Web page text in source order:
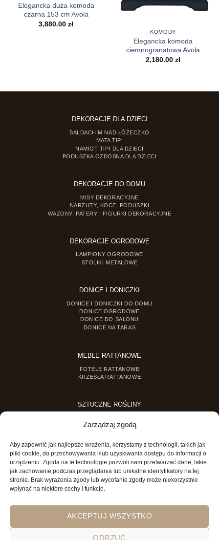
Zarządzaj zgodą
Aby zapewnić jak najlepsze wrażenia, korzystamy z technologii, takich jak
pliki cookie, do przechowywania i/lub uzyskiwania dostępu do informacji o
urządzeniu. Zgoda na te technologie pozwoli nam przetwarzać dane, takie
jak zachowanie podczas przeglądania lub unikalne identyfikatory na tej
stronie. Brak wyrażenia zgody lub wycofanie zgody może niekorzystnie
wpłynąć na niektóre cechy i funkcje.
AKCEPTUJ WSZYSTKO
ODRZUĆ
Elegancka duża komoda
czarna 153 cm Avola
3,880.00 zł
KOMODY
Elegancka komoda
ciemnogranatowa Avola
2,180.00 zł
DEKORACJE DLA DZIECI
BALDACHIM NAD ŁÓŻECZKO
MATA TIPI
NAMIOT TIPI DLA DZIECI
PODUSZKA OZDOBNA DLA DZIECI
DEKORACJE DO DOMU
MISY DEKORACYJNE
NARZUTY, KOCE, PODUSZKI
WAZONY, PATERY I FIGURKI DEKORACYJNE
DEKORACJE OGRODOWE
LAMPIONY OGRODOWE
STOLIKI METALOWE
DONICE I DONICZKI
DONICE I DONICZKI DO DOMU
DONICE OGRODOWE
DONICE DO SALONU
DONICE NA TARAS
MEBLE RATTANOWE
FOTELE RATTANOWE
KRZESŁA RATTANOWE
SZTUCZNE ROŚLINY
SZTUCZNE ROŚLINY DONICZKOWE
MINI OGRODY
MINI OGRÓD DLA DZIECI